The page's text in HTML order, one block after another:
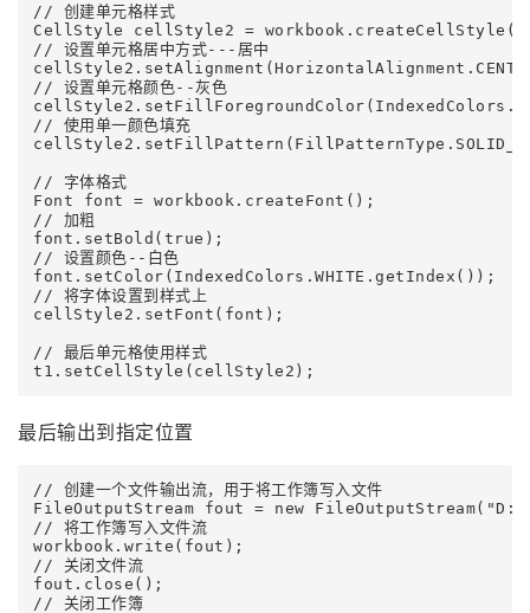
// 创建单元格样式
CellStyle cellStyle2 =
// 设置单元格居中方式---居中
// 设置单元格颜色--灰色
// 使用单一颜色填充
// 字体格式
Font font = workbook.createFont();
// 加粗
font.setBold(true);
// 设置颜色--白色
font.setColor(IndexedColors.WHITE.getIndex());
// 将字体设置到样式上
cellStyle2.setFont(font);
// 最后单元格使用样式
最后输出到指定位置
// 创建一个文件输出流，用于将工作簿写入文件
FileOutputStream fout = new
// 将工作簿写入文件流
workbook.write(fout);
// 关闭文件流
fout.close();
// 关闭工作簿